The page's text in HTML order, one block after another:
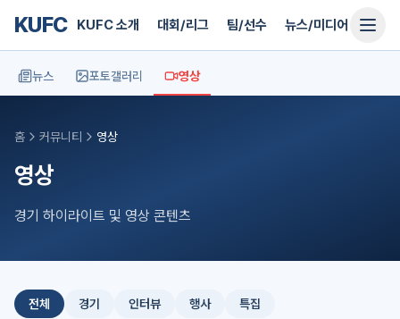
KUFC KUFC 소개 대회/리그 팀/선수 뉴스/미디어 지원
뉴스 포토갤러리 영상
홈 커뮤니티 영상
영상
경기 하이라이트 및 영상 콘텐츠
전체 경기 인터뷰 행사 특집